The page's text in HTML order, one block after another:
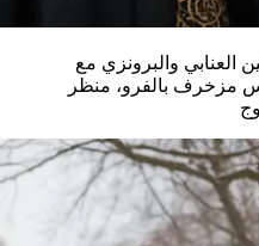
العنابي والبرونزي مع
مزخرف بالفرو، منظر